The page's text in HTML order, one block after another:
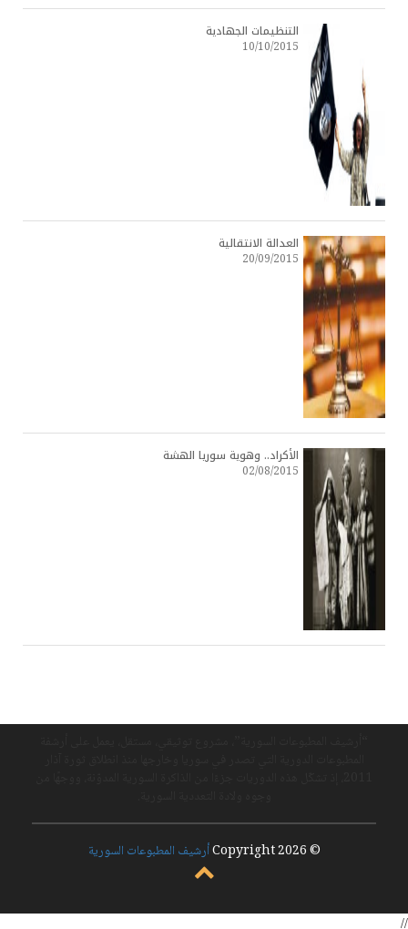
التنظيمات الجهادية
10/10/2015
العدالة الانتقالية
20/09/2015
الأكراد.. وهوية سوريا الهشة
02/08/2015
© Copyright 2026 أرشيف المطبوعات السورية
//